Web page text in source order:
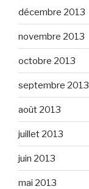
décembre 2013
novembre 2013
octobre 2013
septembre 2013
août 2013
juillet 2013
juin 2013
mai 2013